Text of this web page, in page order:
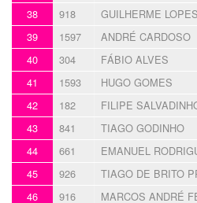
38 918 GUILHERME LOPES
39 1597 ANDRÉ CARDOSO
40 304 FÁBIO ALVES
41 1593 HUGO GOMES
42 182 FILIPE
43 841 TIAGO GODINHO
44 661 EMANUEL
45 926 TIAGO DE BRITO
46 916 MARCOS ANDRÉ